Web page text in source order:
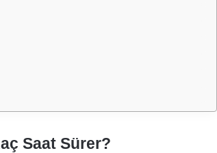
Saat Sürer?